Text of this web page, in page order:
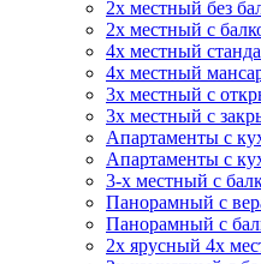
2х местный без
2х местный с
4х местный
4х местный
3х местный с
3х местный с
Апартаменты с
Апартаменты с
3-х местный с
Панорамный с
Панорамный с
2х ярусный 4х